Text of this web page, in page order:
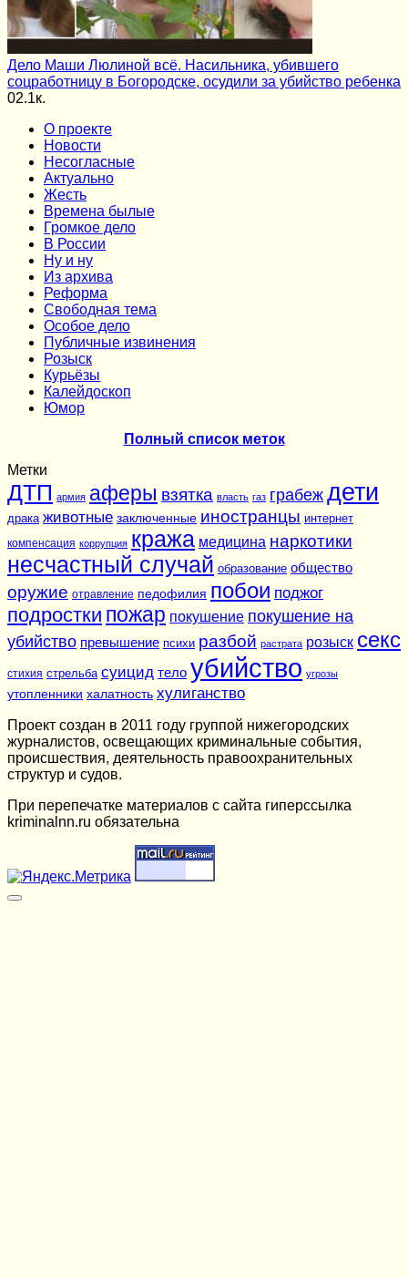
Дело Маши Люлиной всё. Насильника, убившего
соцработницу в Богородске, осудили за убийство ребенка
02.1к.
О проекте
Новости
Несогласные
Актуально
Жесть
Времена былые
Громкое дело
В России
Ну и ну
Из архива
Реформа
Cвободная тема
Особое дело
Публичные извинения
Розыск
Курьёзы
Калейдоскоп
Юмор
Полный список меток
Метки
ДТП армия аферы взятка власть газ грабеж дети
драка животные заключенные иностранцы интернет
компенсация коррупция кража медицина наркотики
несчастный случай образование общество
оружие отравление педофилия побои поджог
подростки пожар покушение покушение на
убийство превышение психи разбой растрата розыск секс
стихия стрельба суицид тело убийство угрозы
утопленники халатность хулиганство
Проект создан в 2011 году группой нижегородских
журналистов, освещающих криминальные события,
происшествия, деятельность правоохранительных
структур и судов.
При перепечатке материалов c сайта гиперссылка
kriminalnn.ru обязательна